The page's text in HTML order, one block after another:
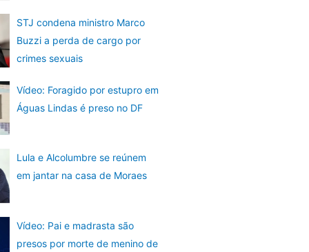
STJ condena ministro Marco
Buzzi a perda de cargo por
crimes sexuais
Vídeo: Foragido por estupro em
Águas Lindas é preso no DF
Lula e Alcolumbre se reúnem
em jantar na casa de Moraes
Vídeo: Pai e madrasta são
presos por morte de menino de